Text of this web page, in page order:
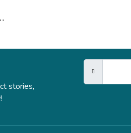
stories,